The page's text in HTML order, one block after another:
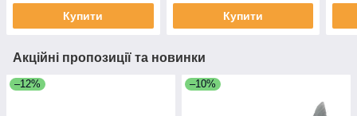
Купити Купити
Акційні пропозиції та новинки
–12% –10%